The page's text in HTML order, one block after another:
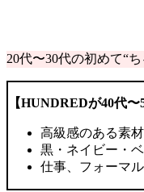
20代〜30代の初めて“
【HUNDREDが40代
高級感のある素
黒・ネイビー・
仕事、フォーマ